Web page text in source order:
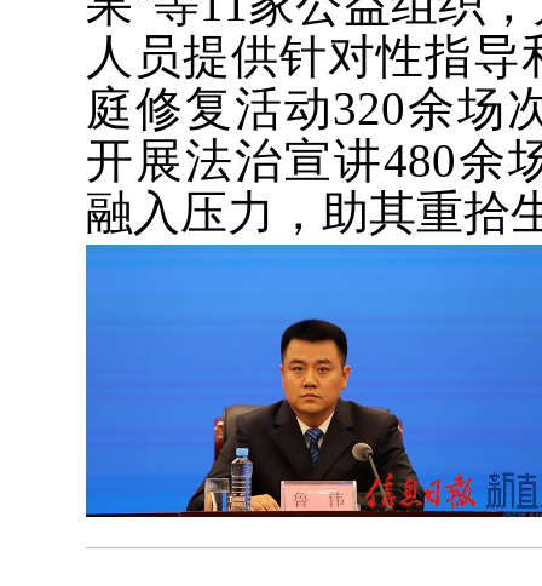
人员提供针对性指
庭修复活动320余场
开展法治宣讲480余
融入压力，助其重拾